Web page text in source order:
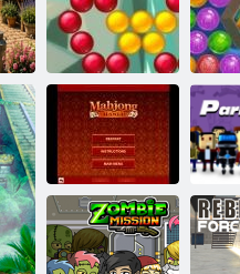
Fruit Connect
Burbuļu šāvēja
sāga
Mahjong mānija